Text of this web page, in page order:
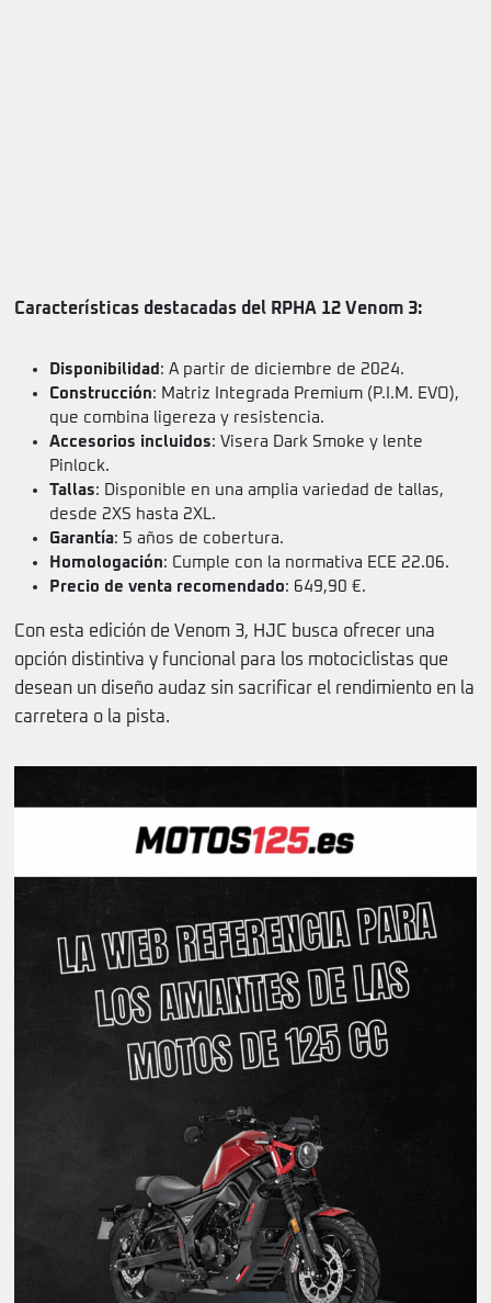
Características destacadas del RPHA 12 Venom 3:
Disponibilidad : A partir de diciembre de 2024.
Construcción: Matriz Integrada Premium (P.I.M. EVO),
que combina ligereza y resistencia.
Accesorios incluidos: Visera Dark Smoke y lente
Pinlock.
Tallas: Disponible en una amplia variedad de tallas,
desde 2XS hasta 2XL.
Garantía: 5 años de cobertura.
Homologación: Cumple con la normativa ECE 22.06.
Precio de venta recomendado: 649,90 €.
Con esta edición de Venom 3, HJC busca ofrecer una
opción distintiva y funcional para los motociclistas que
desean un diseño audaz sin sacrificar el rendimiento en la
carretera o la pista.